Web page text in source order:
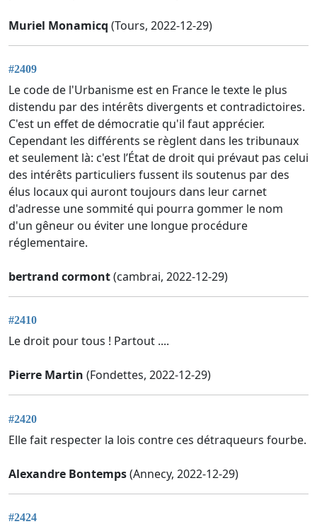
Muriel Monamicq (Tours, 2022-12-29)
#2409
Le code de l'Urbanisme est en France le texte le plus
distendu par des intérêts divergents et contradictoires.
C'est un effet de démocratie qu'il faut apprécier.
Cependant les différents se règlent dans les tribunaux
et seulement là: c'est l’État de droit qui prévaut pas celui
des intérêts particuliers fussent ils soutenus par des
élus locaux qui auront toujours dans leur carnet
d'adresse une sommité qui pourra gommer le nom
d'un gêneur ou éviter une longue procédure
réglementaire.
bertrand cormont(cambrai, 2022-12-29)
#2410
Le droit pour tous ! Partout ....
Pierre Martin (Fondettes, 2022-12-29)
#2420
Elle fait respecter la lois contre ces détraqueurs fourbe.
Alexandre Bontemps(Annecy, 2022-12-29)
#2424